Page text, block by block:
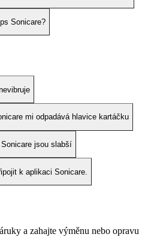
Sonicare?
mi odpadává hlavice kartáčku
jsou slabší
k aplikaci Sonicare.
a zahajte výměnu nebo opravu